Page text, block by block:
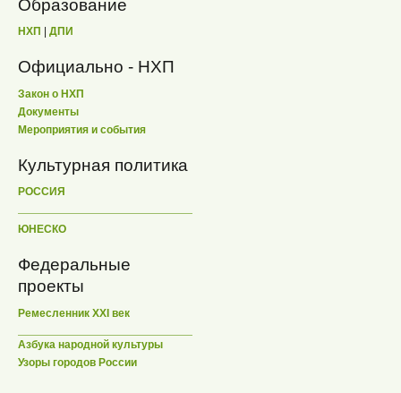
Образование
НХП ДПИ
Официально - НХП
Закон о НХП
Документы
Мероприятия и события
Культурная политика
РОССИЯ
ЮНЕСКО
Федеральные
проекты
Ремесленник XXI век
Азбука народной культуры
Узоры городов России